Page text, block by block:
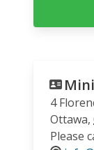
4
Ottawa,
Please